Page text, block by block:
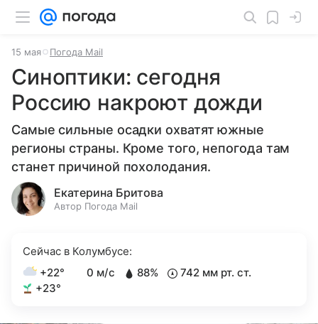
15 мая Погода Mail
Синоптики: сегодня
Россию накроют дожди
Самые сильные осадки охватят южные
регионы страны. Кроме того, непогода там
станет причиной похолодания.
Екатерина Бритова
Автор Погода Mail
Сейчас в Колумбусе:
+22°
0 м/с 88%
742 мм рт. ст.
+23°